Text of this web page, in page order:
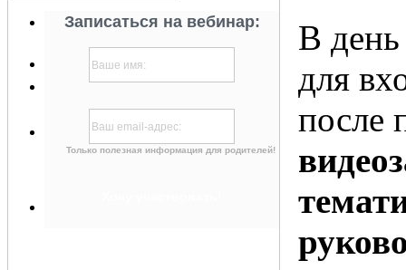
Записаться на вебинар:
Только полезная информация для родителей!
В
для
после